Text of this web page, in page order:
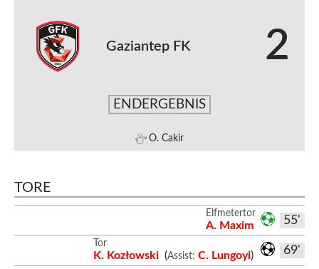
Gaziantep FK 2
ENDERGEBNIS
O. Cakir
TORE
55'
Elfmetertor
A. Maxim
69'
Tor
K. Kozłowski (Assist: C. Lungoyi)